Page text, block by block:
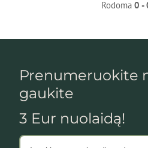
Rodoma 0 -
Prenumeruokite
gaukite
3 Eur nuolaidą!